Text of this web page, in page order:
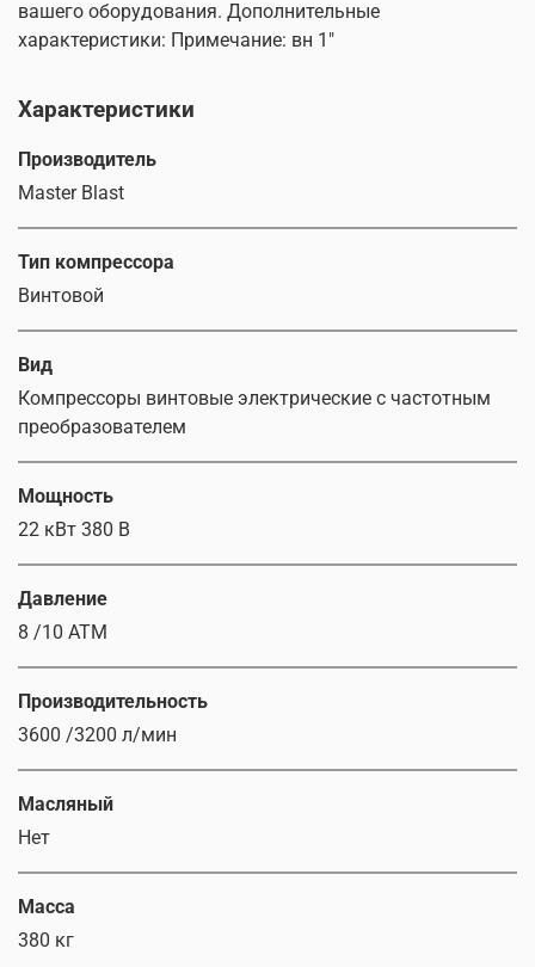
вашего оборудования. Дополнительные
характеристики: Примечание: вн 1"
Характеристики
Производитель
Master Blast
Тип компрессора
Винтовой
Вид
Компрессоры винтовые электрические с частотным
преобразователем
Мощность
22 кВт 380 В
Давление
8 /10 АТМ
Производительность
3600 /3200 л/мин
Масляный
Нет
Масса
380 кг